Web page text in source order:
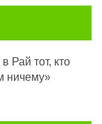
ничему»